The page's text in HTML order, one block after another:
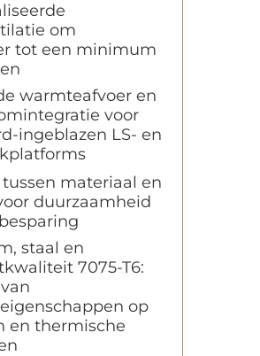
om
tot een minimum
warmteafvoer en
voor
ingeblazen LS- en
materiaal en
duurzaamheid
staal en
7075-T6:
op
en thermische